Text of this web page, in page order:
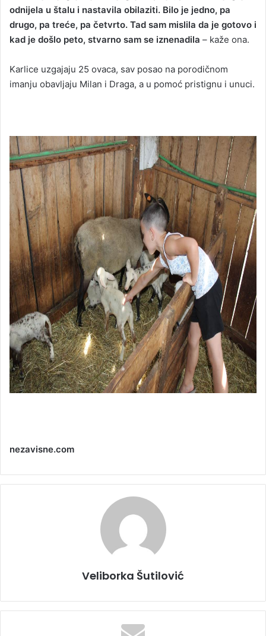
odnijela u štalu i nastavila obilaziti. Bilo je jedno, pa
drugo, pa treće, pa četvrto. Tad sam mislila da je gotovo i
kad je došlo peto, stvarno sam se iznenadila – kaže ona.
Karlice uzgajaju 25 ovaca, sav posao na porodičnom
imanju obavljaju Milan i Draga, a u pomoć pristignu i unuci.
nezavisne.com
Veliborka Šutilović